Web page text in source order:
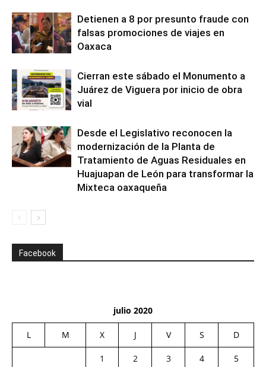
Detienen a 8 por presunto fraude con
falsas promociones de viajes en
Oaxaca
Cierran este sábado el Monumento a
Juárez de Viguera por inicio de obra
vial
Desde el Legislativo reconocen la
modernización de la Planta de
Tratamiento de Aguas Residuales en
Huajuapan de León para transformar la
Mixteca oaxaqueña
Facebook
julio 2020
L M X J V S D
1 2 3 4
5